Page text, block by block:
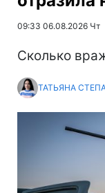
09:33 06.08.2026 Чт
Сколько
ТАТЬЯНА